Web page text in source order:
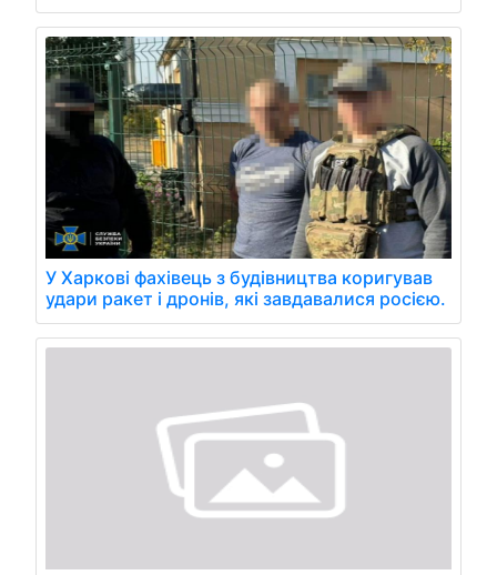
У Харкові фахівець з будівництва коригував
удари ракет і дронів, які завдавалися росією.